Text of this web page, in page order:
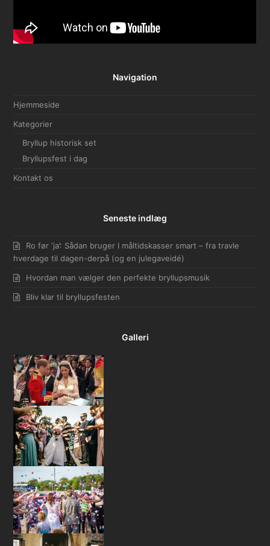
Navigation
Hjemmeside
Kategorier
Bryllup historisk set
Bryllupsfest i dag
Kontakt os
Seneste indlæg
Ro før ‘ja’: Sådan bruger I måltidskasser smart – fra travle
hverdage til dagen-derpå (og en julegaveidé)
Hvordan man vælger den perfekte bryllupsmusik
Bliv klar til bryllupsfesten
Galleri